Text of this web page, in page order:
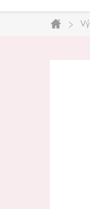
Domov